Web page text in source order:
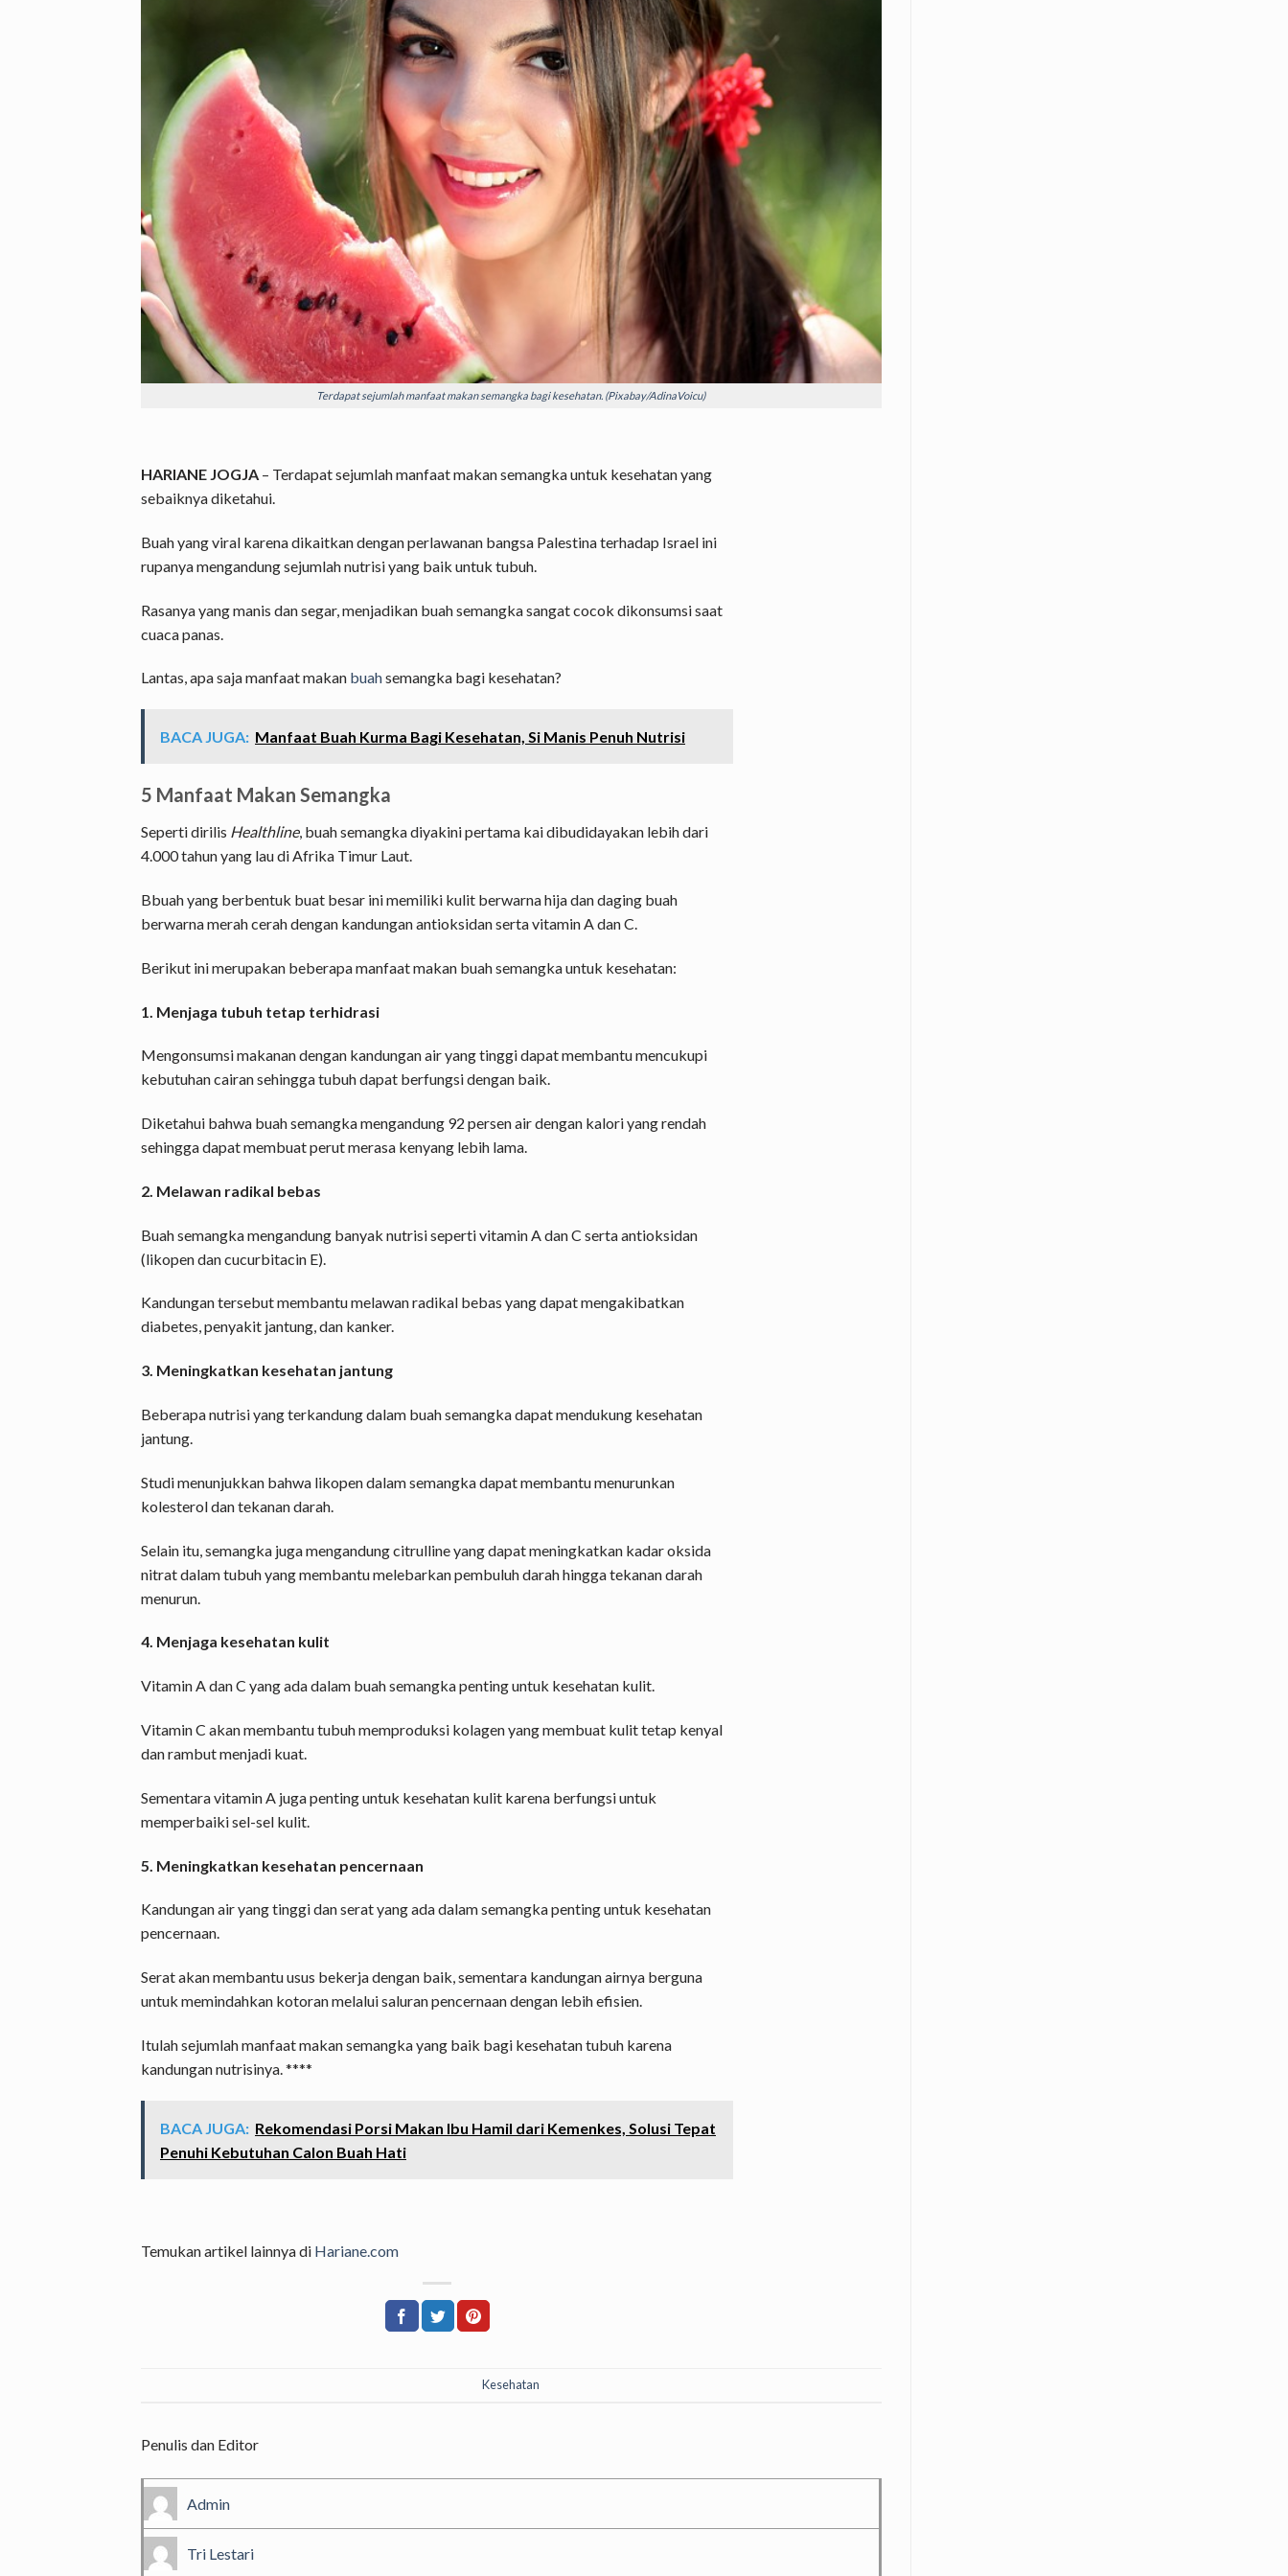
Terdapat sejumlah manfaat makan semangka bagi kesehatan. (Pixabay/AdinaVoicu)
HARIANE JOGJA – Terdapat sejumlah manfaat makan semangka untuk kesehatan yang
sebaiknya diketahui.
Buah yang viral karena dikaitkan dengan perlawanan bangsa Palestina terhadap Israel ini
rupanya mengandung sejumlah nutrisi yang baik untuk tubuh.
Rasanya yang manis dan segar, menjadikan buah semangka sangat cocok dikonsumsi saat
cuaca panas.
Lantas, apa saja manfaat makan buahsemangka bagi kesehatan?
BACA JUGA: Manfaat Buah Kurma Bagi Kesehatan, Si Manis Penuh Nutrisi
5 Manfaat Makan Semangka
Seperti dirilis Healthline, buah semangka diyakini pertama kai dibudidayakan lebih dari
4.000 tahun yang lau di Afrika Timur Laut.
Bbuah yang berbentuk buat besar ini memiliki kulit berwarna hija dan daging buah
berwarna merah cerah dengan kandungan antioksidan serta vitamin A dan C.
Berikut ini merupakan beberapa manfaat makan buah semangka untuk kesehatan:
1. Menjaga tubuh tetap terhidrasi
Mengonsumsi makanan dengan kandungan air yang tinggi dapat membantu mencukupi
kebutuhan cairan sehingga tubuh dapat berfungsi dengan baik.
Diketahui bahwa buah semangka mengandung 92 persen air dengan kalori yang rendah
sehingga dapat membuat perut merasa kenyang lebih lama.
2. Melawan radikal bebas
Buah semangka mengandung banyak nutrisi seperti vitamin A dan C serta antioksidan
(likopen dan cucurbitacin E).
Kandungan tersebut membantu melawan radikal bebas yang dapat mengakibatkan
diabetes, penyakit jantung, dan kanker.
3. Meningkatkan kesehatan jantung
Beberapa nutrisi yang terkandung dalam buah semangka dapat mendukung kesehatan
jantung.
Studi menunjukkan bahwa likopen dalam semangka dapat membantu menurunkan
kolesterol dan tekanan darah.
Selain itu, semangka juga mengandung citrulline yang dapat meningkatkan kadar oksida
nitrat dalam tubuh yang membantu melebarkan pembuluh darah hingga tekanan darah
menurun.
4. Menjaga kesehatan kulit
Vitamin A dan C yang ada dalam buah semangka penting untuk kesehatan kulit.
Vitamin C akan membantu tubuh memproduksi kolagen yang membuat kulit tetap kenyal
dan rambut menjadi kuat.
Sementara vitamin A juga penting untuk kesehatan kulit karena berfungsi untuk
memperbaiki sel-sel kulit.
5. Meningkatkan kesehatan pencernaan
Kandungan air yang tinggi dan serat yang ada dalam semangka penting untuk kesehatan
pencernaan.
Serat akan membantu usus bekerja dengan baik, sementara kandungan airnya berguna
untuk memindahkan kotoran melalui saluran pencernaan dengan lebih efisien.
Itulah sejumlah manfaat makan semangka yang baik bagi kesehatan tubuh karena
kandungan nutrisinya. ****
BACA JUGA: Rekomendasi Porsi Makan Ibu Hamil dari Kemenkes, Solusi Tepat
Penuhi Kebutuhan Calon Buah Hati
Temukan artikel lainnya di Hariane.com
Kesehatan
Penulis dan Editor
Admin
Tri Lestari